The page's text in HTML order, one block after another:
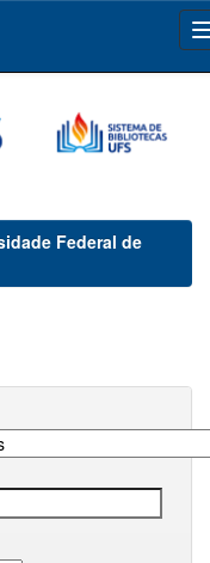
Federal de